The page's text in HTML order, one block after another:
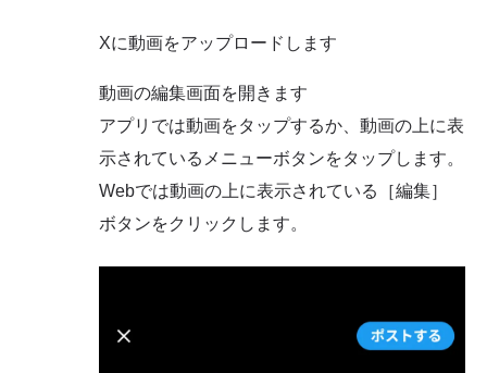
Xに動画をアップロードします
動画の編集画面を開きます
アプリでは動画をタップするか、動画の上に表
示されているメニューボタンをタップします。
Webでは動画の上に表示されている［編集］
ボタンをクリックします。